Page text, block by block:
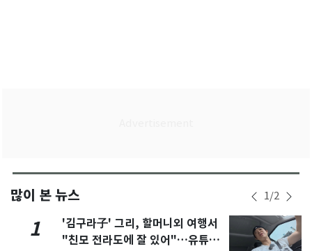
많이 본 뉴스 1/2
1
'김구라子' 그리, 할머니외 여행서
"친모 전라도에 잘 있어"…유튜브